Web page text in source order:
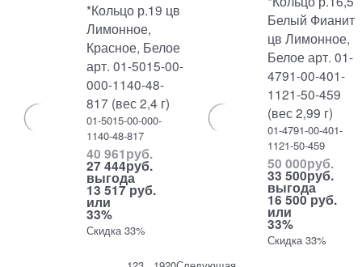
*Кольцо р.19 цв
Лимонное,
Красное, Белое
арт. 01-5015-00-
000-1140-48-
817 (вес 2,4 г)
01-5015-00-000-
1140-48-817
40 961руб.
27 444руб.
выгода
13 517 руб.
или
33%
Скидка 33%
Белый Фианит
цв Лимонное,
Белое арт. 01-
4791-00-401-
1121-50-459
(вес 2,99 г)
01-4791-00-401-
1121-50-459
50 000руб.
33 500руб.
выгода
16 500 руб.
или
33%
Скидка 33%